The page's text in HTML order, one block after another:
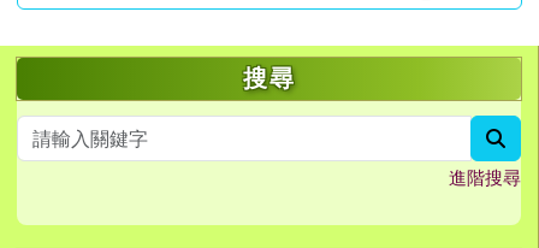
左邊區域內容 搜尋
進階搜尋